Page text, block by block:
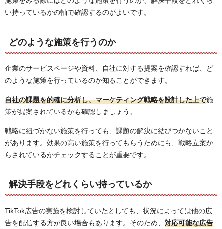
い持っているかの軸で確認するのがよいです。
どのような施策を行うのか
企業のサービスページや資料、自社に対する提案を確認すれば、ど
のような施策を行っているのか知ることができます。
自社の課題を的確に分析し、マーケティング戦略を設計した上で施
策が提案されているかも確認しましょう。
戦略に紐づかない施策を行っても、課題の解決に結びつかないこと
があります。効果の高い施策を行ってもらうためにも、戦略立案か
らされているかチェックすることが重要です。
解決手段をどれくらい持っているか
TikTok広告の実施を検討していたとしても、状況によっては他の広
告を配信する方が良い場合もあります。そのため、 対応可能な広告